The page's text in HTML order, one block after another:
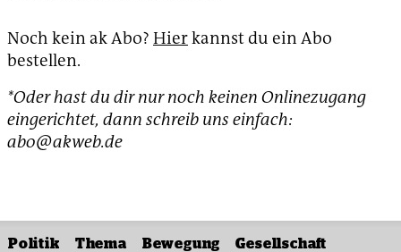
Noch kein ak Abo? Hierkannst du ein Abo
bestellen.
*Oder hast du dir nur noch keinen Onlinezugang
eingerichtet, dann schreib uns einfach:
abo@akweb.de
Politik Thema Bewegung Gesellschaft